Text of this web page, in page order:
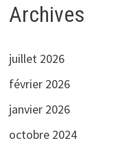
Archives
juillet 2026
février 2026
janvier 2026
octobre 2024